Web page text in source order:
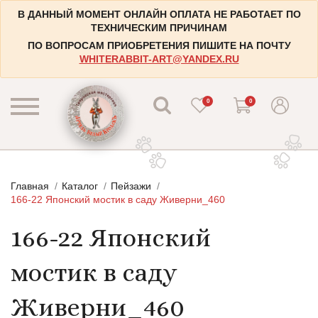
В ДАННЫЙ МОМЕНТ ОНЛАЙН ОПЛАТА НЕ РАБОТАЕТ ПО
ТЕХНИЧЕСКИМ ПРИЧИНАМ
ПО ВОПРОСАМ ПРИОБРЕТЕНИЯ ПИШИТЕ НА ПОЧТУ
WHITERABBIT-ART@YANDEX.RU
0 0
Пейзажи
Цветы и растения
Натюрморты
Натюрморты с винными бутылками
КОНТАКТЫ
НОВОСТИ
БЛОГ
ИНФОРМАЦИЯ
Главная Каталог
Пейзажи
166-22 Японский мостик в саду Живерни_460
166-22 Японский
мостик в саду
Живерни_460